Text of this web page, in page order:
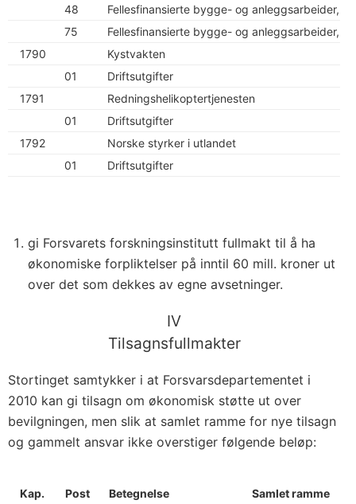
48
Fellesfinansierte bygge- og anleggsarbeider,
75
Fellesfinansierte bygge- og anleggsarbeider,
1790
Kystvakten
01
Driftsutgifter
1791
Redningshelikoptertjenesten
01
Driftsutgifter
1792
Norske styrker i utlandet
01
Driftsutgifter
gi Forsvarets forskningsinstitutt fullmakt til å ha
økonomiske forpliktelser på inntil 60 mill. kroner ut
over det som dekkes av egne avsetninger.
IV
Tilsagnsfullmakter
Stortinget samtykker i at Forsvarsdepartementet i
2010 kan gi tilsagn om økonomisk støtte ut over
bevilgningen, men slik at samlet ramme for nye tilsagn
og gammelt ansvar ikke overstiger følgende beløp:
Kap. Post Betegnelse Samlet ramme